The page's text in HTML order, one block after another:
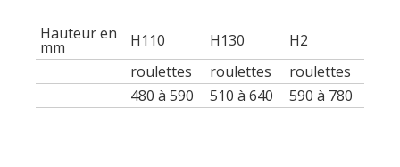
Hauteur en
mm H110 H130
H2
roulettes
roulettes
roulettes
480 à 590
510 à 640 590 à 780